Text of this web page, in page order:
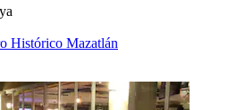
Histórico Mazatlán